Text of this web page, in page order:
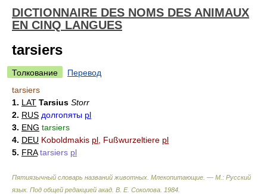
DICTIONNAIRE DES NOMS DES ANIMAUX
EN CINQ LANGUES
tarsiers
Толкование
Перевод
tarsiers
1. LAT Tarsius Storr
2. RUS долгопяты pl
3. ENG tarsiers
4. DEU Koboldmakis pl , Fußwurzeltiere pl
5. FRA tarsiers pl
Пятиязычный словарь названий животных. Млекопитающие. — М.: Русский
язык. Под общей редакцией акад. В. Е. Соколова 1984